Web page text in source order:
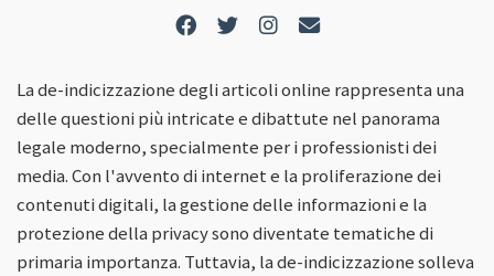
La de-indicizzazione degli articoli online rappresenta una
delle questioni più intricate e dibattute nel panorama
legale moderno, specialmente per i professionisti dei
media. Con l'avvento di internet e la proliferazione dei
contenuti digitali, la gestione delle informazioni e la
protezione della privacy sono diventate tematiche di
primaria importanza. Tuttavia, la de-indicizzazione solleva